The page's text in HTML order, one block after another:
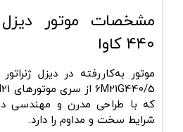
مشخصات موتور دیزل
440 کاوا
که با طراحی مدرن و مهندسی
شرایط سخت و مداوم را دارد.